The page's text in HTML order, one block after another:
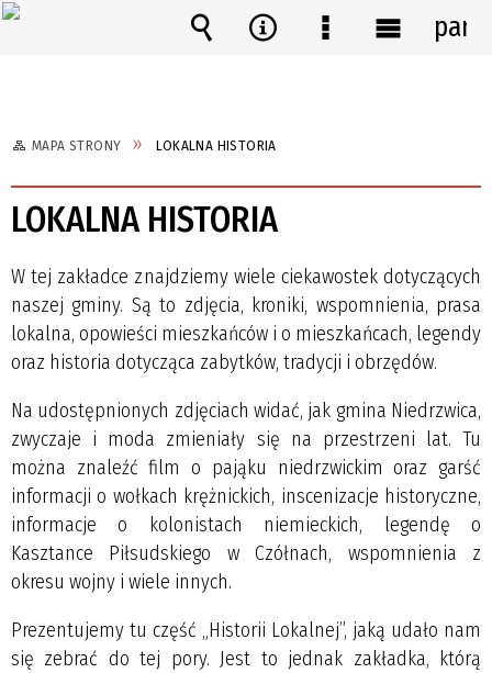
MAPA STRONY LOKALNA HISTORIA
LOKALNA HISTORIA
W tej zakładce znajdziemy wiele ciekawostek dotyczących
naszej gminy. Są to zdjęcia, kroniki, wspomnienia, prasa
lokalna, opowieści mieszkańców i o mieszkańcach, legendy
oraz historia dotycząca zabytków, tradycji i obrzędów.
Na udostępnionych zdjęciach widać, jak gmina Niedrzwica,
zwyczaje i moda zmieniały się na przestrzeni lat. Tu
można znaleźć film o pająku niedrzwickim oraz garść
informacji o wołkach krężnickich, inscenizacje historyczne,
informacje o kolonistach niemieckich, legendę o
Kasztance Piłsudskiego w Czółnach, wspomnienia z
okresu wojny i wiele innych.
Prezentujemy tu część „Historii Lokalnej”, jaką udało nam
się zebrać do tej pory. Jest to jednak zakładka, którą